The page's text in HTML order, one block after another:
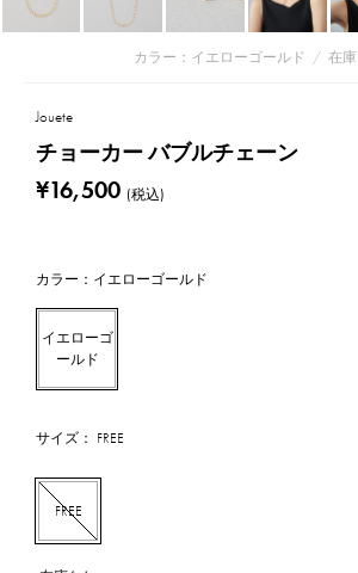
カラー：イエローゴールド / 在庫
Jouete
チョーカー バブルチェーン
¥16,500 (税込)
カラー：イエローゴールド
イエローゴ
ールド
サイズ： FREE
FREE